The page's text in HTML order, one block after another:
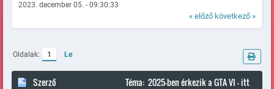
2023. december 05. - 09:30:33
« előző következő »
Oldalak: 1 Le
Szerző
Téma: 2025-ben érkezik a GTA VI - itt